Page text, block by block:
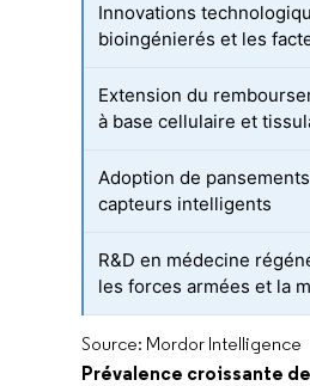
Innovations
bioingénierés et les
Extension du
à base cellulaire et
Adoption de
capteurs intelligents
R&D en médecine
les forces armées et la
Source: Mordor Intelligence
Prévalence croissante